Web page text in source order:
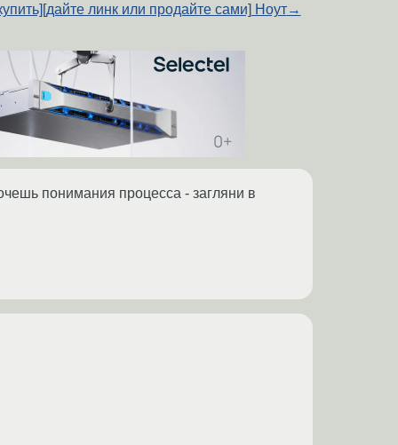
линк или продайте сами] Ноут→
понимания процесса - загляни в